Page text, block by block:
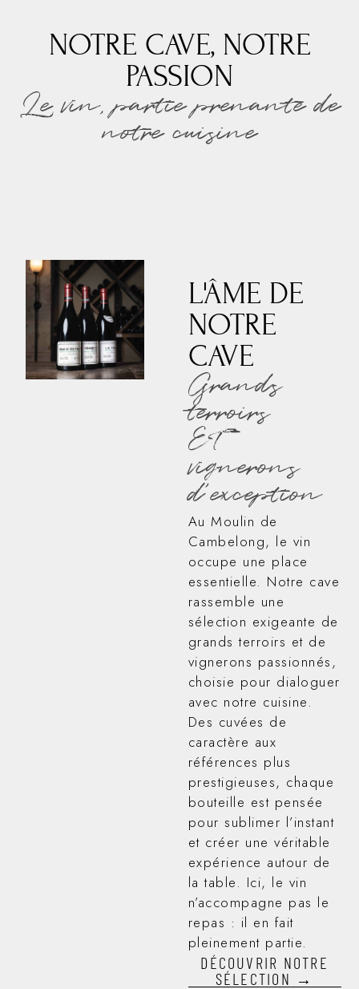
NOTRE CAVE, NOTRE
PASSION
Le vin, partie prenante de
notre cuisine
L'ÂME DE
NOTRE
CAVE
Grands
terroirs
ET
vignerons
d'exception
Au Moulin de
Cambelong, le vin
occupe une place
essentielle. Notre cave
rassemble une
sélection exigeante de
grands terroirs et de
vignerons passionnés,
choisie pour dialoguer
avec notre cuisine.
Des cuvées de
caractère aux
références plus
prestigieuses, chaque
bouteille est pensée
pour sublimer l’instant
et créer une véritable
expérience autour de
la table. Ici, le vin
n’accompagne pas le
repas : il en fait
pleinement partie.
DÉCOUVRIR NOTRE
SÉLECTION →